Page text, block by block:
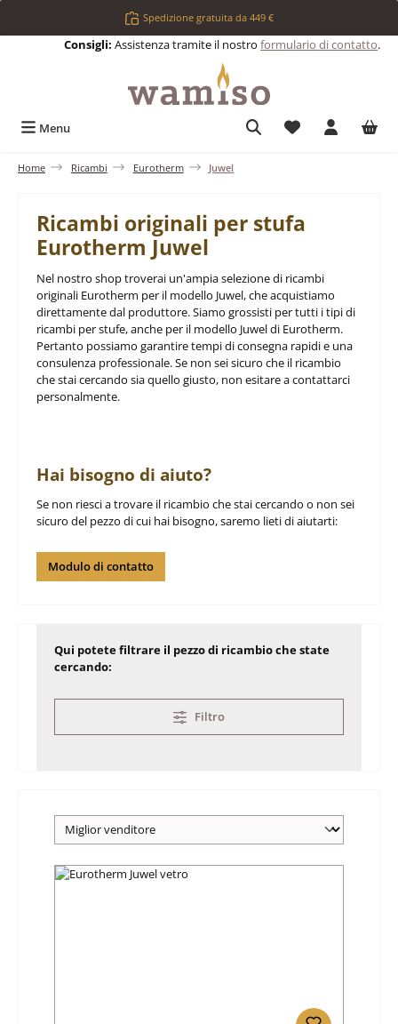
Passa al contenuto principaleSpedizione gratuita da 449 €
Consigli: Assistenza tramite il nostro formulario di contatto.
Menu Hai 0 articoli
Home Ricambi Eurotherm Juwel
Ricambi originali per stufa
Eurotherm Juwel
Nel nostro shop troverai un'ampia selezione di ricambi
originali Eurotherm per il modello Juwel, che acquistiamo
direttamente dal produttore. Siamo grossisti per tutti i tipi di
ricambi per stufe, anche per il modello Juwel di Eurotherm.
Pertanto possiamo garantire tempi di consegna rapidi e una
consulenza professionale. Se non sei sicuro che il ricambio
che stai cercando sia quello giusto, non esitare a contattarci
personalmente.
Hai bisogno di aiuto?
Se non riesci a trovare il ricambio che stai cercando o non sei
sicuro del pezzo di cui hai bisogno, saremo lieti di aiutarti:
Modulo di contatto
Qui potete filtrare il pezzo di ricambio che state
cercando:
Filtro